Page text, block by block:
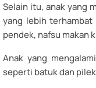
Selain itu, anak yang
yang lebih terhambat
pendek, nafsu makan
Anak yang
seperti batuk dan